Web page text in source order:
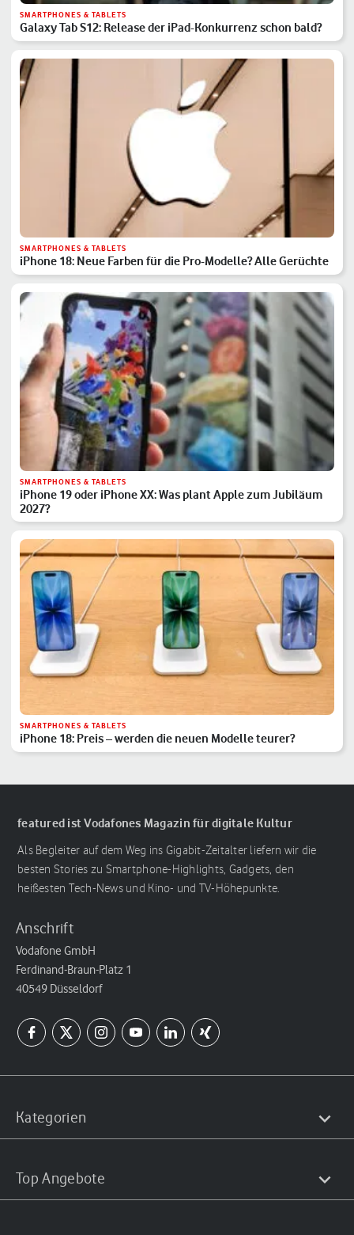
SMARTPHONES & TABLETS
Galaxy Tab S12: Release der iPad-Konkurrenz schon bald?
SMARTPHONES & TABLETS
iPhone 18: Neue Farben für die Pro-Modelle? Alle Gerüchte
SMARTPHONES & TABLETS
iPhone 19 oder iPhone XX: Was plant Apple zum Jubiläum
2027?
SMARTPHONES & TABLETS
iPhone 18: Preis – werden die neuen Modelle teurer?
featured ist Vodafones Magazin für digitale Kultur
Als Begleiter auf dem Weg ins Gigabit-Zeitalter liefern wir die
besten Stories zu Smartphone-Highlights, Gadgets, den
heißesten Tech-News und Kino- und TV-Höhepunkte.
Anschrift
Vodafone GmbH
Ferdinand-Braun-Platz 1
40549 Düsseldorf
Kategorien
Top Angebote